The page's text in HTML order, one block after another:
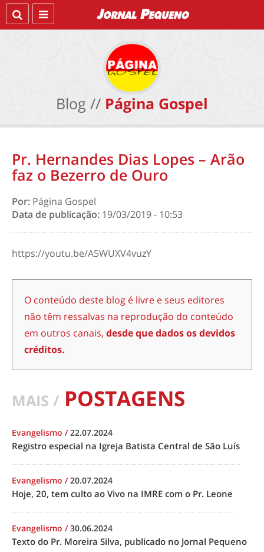
Blog // Página Gospel
Pr. Hernandes Dias Lopes – Arão
faz o Bezerro de Ouro
Por: Página Gospel
Data de publicação: 19/03/2019 - 10:53
https://youtu.be/A5WUXV4vuzY
O conteúdo deste blog é livre e seus editores
não têm ressalvas na reprodução do conteúdo
em outros canais, desde que dados os devidos
créditos.
MAIS / POSTAGENS
Evangelismo /22.07.2024
Registro especial na Igreja Batista Central de São Luís
Evangelismo /20.07.2024
Hoje, 20, tem culto ao Vivo na IMRE com o Pr. Leone
Evangelismo /30.06.2024
Texto do Pr. Moreira Silva, publicado no Jornal Pequeno